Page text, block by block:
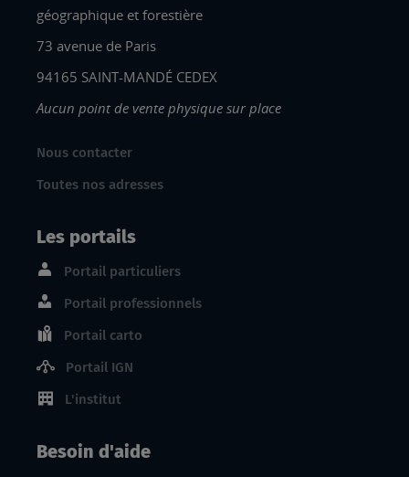
géographique et forestière
73 avenue de Paris
94165 SAINT-MANDÉ CEDEX
Aucun point de vente physique sur place
Nous contacter
Toutes nos adresses
Les portails
Portail particuliers
Portail professionnels
Portail carto
Portail IGN
L'institut
Besoin d'aide